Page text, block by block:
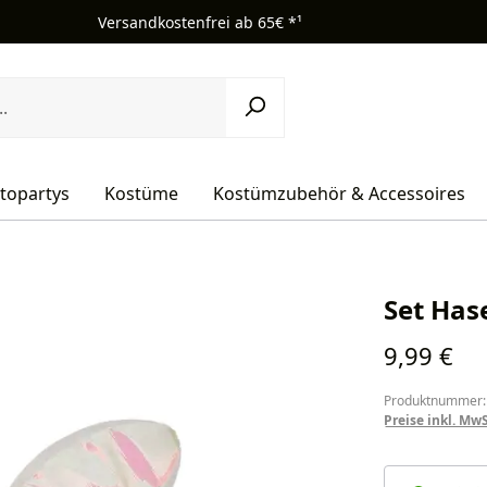
Versandkostenfrei ab 65€ *¹
Kostüme Kostümzubehör & Accessoires
Set
Regulärer
9,99 €
Preise inkl.